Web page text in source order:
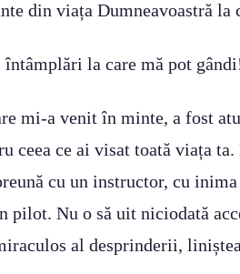
din viața Dumneavoastră
la care mă pot
mi-a venit în minte, a fost
ceea ce ai visat toată viața
cu un instructor, cu
pilot. Nu o să uit niciodată
al desprinderii,